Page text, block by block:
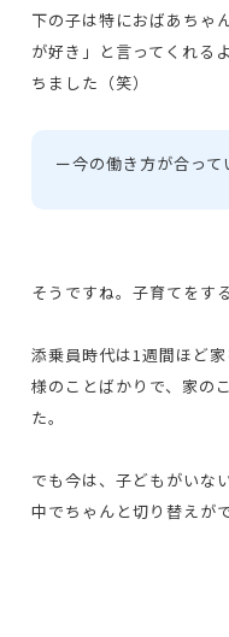
下の子は特におばあちゃ
が好き」と言ってくれる
ちました（笑）
ー今の働き方が合って
そうですね。子育てをす
添乗員時代は1週間ほど
様のことばかりで、家の
た。
でも今は、子どもがいな
中でちゃんと切り替えが